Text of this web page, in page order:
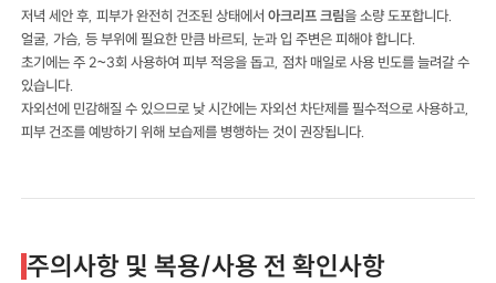
저녁 세안 후, 피부가 완전히 건조된 상태에서아크리프 크림을 소량 도포합니다.
얼굴, 가슴, 등 부위에 필요한 만큼 바르되, 눈과 입 주변은 피해야 합니다.
초기에는 주 2~3회 사용하여 피부 적응을 돕고, 점차 매일로 사용 빈도를 늘려갈 수
있습니다.
자외선에 민감해질 수 있으므로 낮 시간에는 자외선 차단제를 필수적으로 사용하고,
피부 건조를 예방하기 위해 보습제를 병행하는 것이 권장됩니다.
주의사항 및 복용/사용 전 확인사항